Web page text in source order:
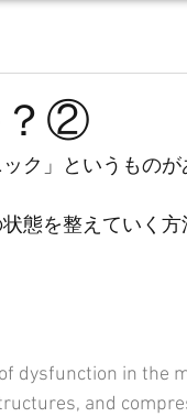
？②
ク」というものが
態を整えていく方
dysfunction in the
and